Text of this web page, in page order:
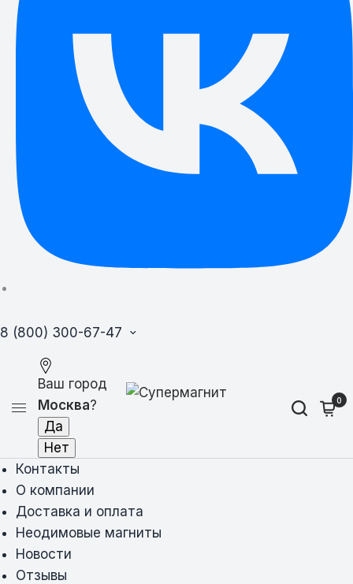
8 (800) 300-67-47
Ваш город
Москва? 0
Контакты
О компании
Доставка и оплата
Неодимовые магниты
Новости
Отзывы